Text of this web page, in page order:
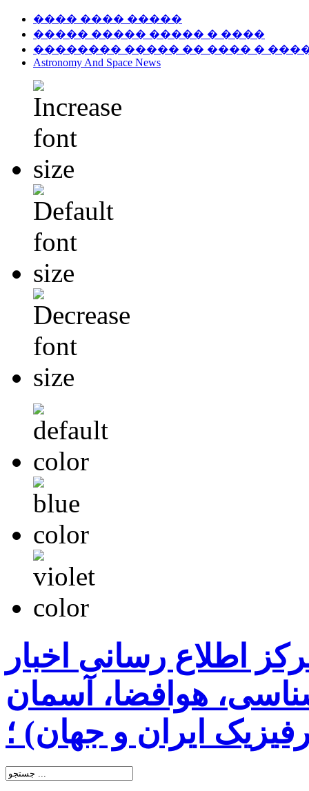
���� ���� �����
����� ����� ����� � ����
�������� ����� �� ���� �
Astronomy And Space News
اطلاع رسانی اخبار
هوافضا، آسمان
ایران و جهان) ؛